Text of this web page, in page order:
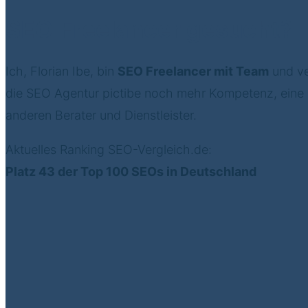
Ich, Florian Ibe, bin SEO Freelancer mit Team und
die SEO Agentur pictibe noch mehr Kompetenz,
anderen Berater und Dienstleister.
Aktuelles Ranking SEO-Vergleich.de:
Platz 43 der Top 100 SEOs in Deutschland